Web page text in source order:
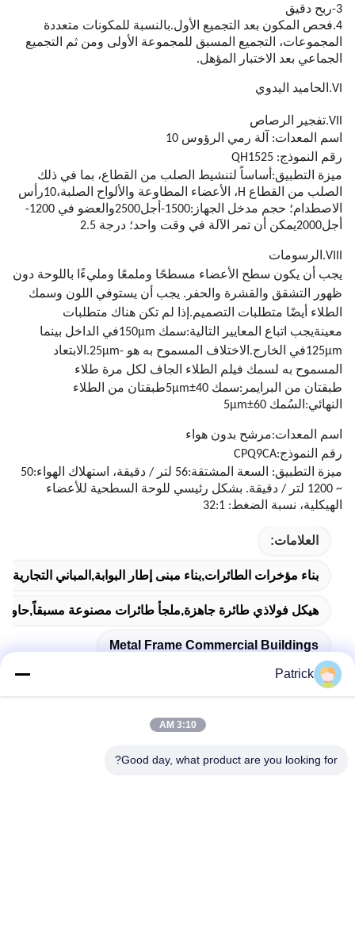
3-ربح دقيق
4.فحص المكون بعد التجميع الأول.بالنسبة للمكونات متعددة
المجموعات، التجميع المسبق للمجموعة الأولى ومن ثم التجميع
الجماعي بعد الاختبار المؤهل.
VI.الحاميد اليدوي
VII.تفجير الرصاص
اسم المعدات: آلة رمي الرؤوس 10
رقم النموذج: QH1525
ميزة التطبيق:أساساً لتنشيط الصلب من القطاع، بما في ذلك
الصلب من القطاع H، الأعضاء المطاوعة والألواح الصلبة،10
رأس
الاصطدام؛ حجم مدخل الجهاز:1500-أجل2500والعضو في 1200
-
أجل2000يمكن أن تمر الآلة في وقت واحد؛ درجة 2.5
VIII.الرسومات
يجب أن يكون سطح الأعضاء مسطحًا وملمعًا ومليءًا باللوحة دون
ظهور التشقق والقشرة والحفر. يجب أن يستوفي اللون وسمك
الطلاء أيضًا متطلبات التصميم.إذا لم تكن هناك متطلبات
معينةيجب اتباع المعايير التالية:سمك 150μm
في الداخل بينما
125μm في الخارج.الاختلاف المسموح به هو
-25μm.الابتعاد
المسموح به لسمك فيلم الطلاء الجاف لكل مرة طلاء
طبقتان من البرايمر:سمك 40±5μm
طبقتان من الطلاء
النهائي: السُمك 60±5μm
اسم المعدات:مرشح بدون هواء
رقم النموذج:CPQ9CA
ميزة التطبيق: السعة المشتقة:56 لتر / دقيقة، استهلاك الهواء:50
~ 1200 لتر / دقيقة. بشكل رئيسي للوحة السطحية للأعضاء
الهيكلية، نسبة الضغط: 32:1
العلامات:
بناء مؤخرات الطائرات,بناء مبنى إطار البوابة,المباني التجارية
هيكل فولاذي طائرة جاهزة,ملجأ طائرات مصنوعة مسبقاً,حاويات
Metal Frame Commercial Buildings
Patrick
3:10 AM
Good day, what product are you looking for?